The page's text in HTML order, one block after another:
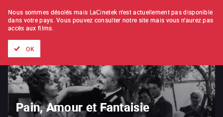
À L'UNITÉ ABONNEMENT
Pain, Amour et Fantaisie
Nous sommes désolés mais LaCinetek n'est actuellement pas disponible
dans votre pays. Vous pouvez consulter notre site mais vous n'aurez pas
accès aux films.
OK